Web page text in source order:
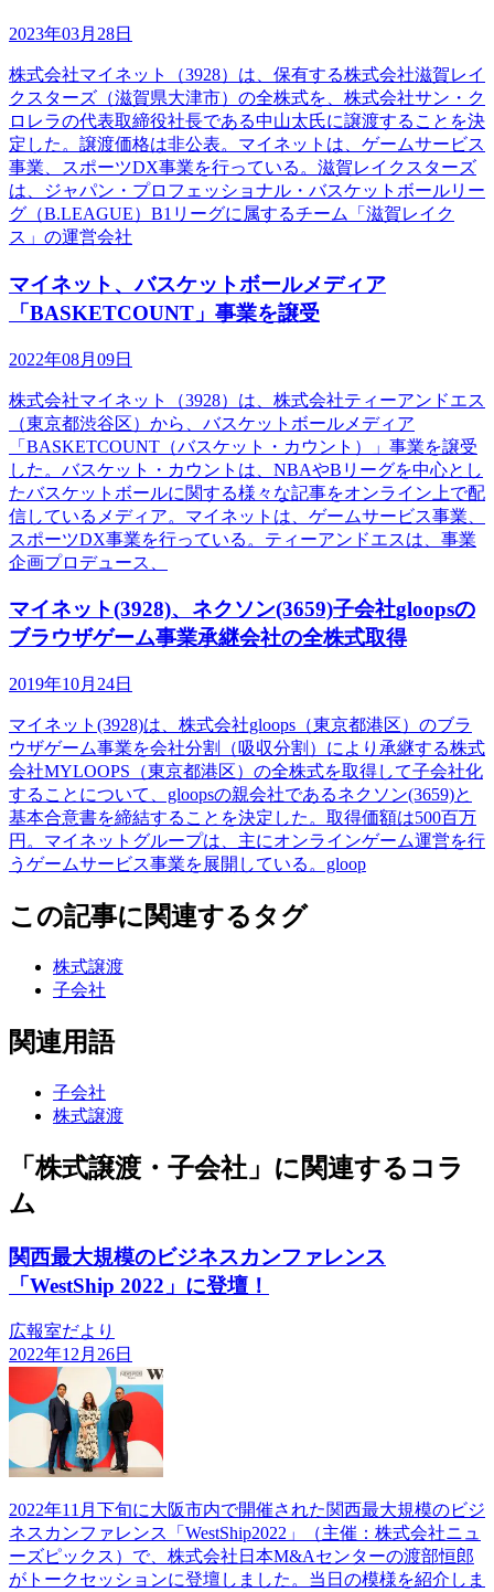
2023年03月28日
株式会社マイネット（3928）は、保有する株式会社滋賀レイ
クスターズ（滋賀県大津市）の全株式を、株式会社サン・ク
ロレラの代表取締役社長である中山太氏に譲渡することを決
定した。譲渡価格は非公表。マイネットは、ゲームサービス
事業、スポーツDX事業を行っている。滋賀レイクスターズ
は、ジャパン・プロフェッショナル・バスケットボールリー
グ（B.LEAGUE）B1リーグに属するチーム「滋賀レイク
ス」の運営会社
マイネット、バスケットボールメディア
「BASKETCOUNT」事業を譲受
2022年08月09日
株式会社マイネット（3928）は、株式会社ティーアンドエス
（東京都渋谷区）から、バスケットボールメディア
「BASKETCOUNT（バスケット・カウント）」事業を譲受
した。バスケット・カウントは、NBAやBリーグを中心とし
たバスケットボールに関する様々な記事をオンライン上で配
信しているメディア。マイネットは、ゲームサービス事業、
スポーツDX事業を行っている。ティーアンドエスは、事業
企画プロデュース、
マイネット(3928)、ネクソン(3659)子会社gloopsの
ブラウザゲーム事業承継会社の全株式取得
2019年10月24日
マイネット(3928)は、株式会社gloops（東京都港区）のブラ
ウザゲーム事業を会社分割（吸収分割）により承継する株式
会社MYLOOPS（東京都港区）の全株式を取得して子会社化
することについて、gloopsの親会社であるネクソン(3659)と
基本合意書を締結することを決定した。取得価額は500百万
円。マイネットグループは、主にオンラインゲーム運営を行
うゲームサービス事業を展開している。gloop
この記事に関連するタグ
株式譲渡
子会社
関連用語
子会社
株式譲渡
「株式譲渡・子会社」に関連するコラ
ム
関西最大規模のビジネスカンファレンス
「WestShip 2022」に登壇！
広報室だより
2022年12月26日
2022年11月下旬に大阪市内で開催された関西最大規模のビジ
ネスカンファレンス「WestShip2022」（主催：株式会社ニュ
ーズピックス）で、株式会社日本M&Aセンターの渡部恒郎
がトークセッションに登壇しました。当日の模様を紹介しま